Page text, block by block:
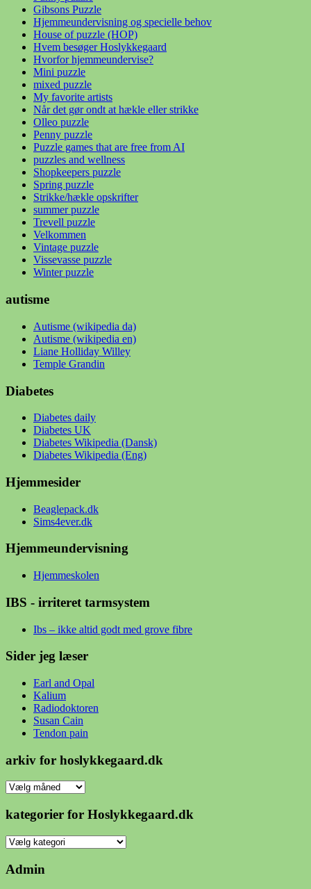
Gibsons Puzzle
Hjemmeundervisning og specielle behov
House of puzzle (HOP)
Hvem besøger Hoslykkegaard
Hvorfor hjemmeundervise?
Mini puzzle
mixed puzzle
My favorite artists
Når det gør ondt at hækle eller strikke
Olleo puzzle
Penny puzzle
Puzzle games that are free from AI
puzzles and wellness
Shopkeepers puzzle
Spring puzzle
Strikke/hækle opskrifter
summer puzzle
Trevell puzzle
Velkommen
Vintage puzzle
Vissevasse puzzle
Winter puzzle
autisme
Autisme (wikipedia da)
Autisme (wikipedia en)
Liane Holliday Willey
Temple Grandin
Diabetes
Diabetes daily
Diabetes UK
Diabetes Wikipedia (Dansk)
Diabetes Wikipedia (Eng)
Hjemmesider
Beaglepack.dk
Sims4ever.dk
Hjemmeundervisning
Hjemmeskolen
IBS - irriteret tarmsystem
Ibs – ikke altid godt med grove fibre
Sider jeg læser
Earl and Opal
Kalium
Radiodoktoren
Susan Cain
Tendon pain
arkiv for hoslykkegaard.dk
arkiv
hoslykkegaard.dk
kategorier for Hoslykkegaard.dk
kategorier
Hoslykkegaard.dk
Admin